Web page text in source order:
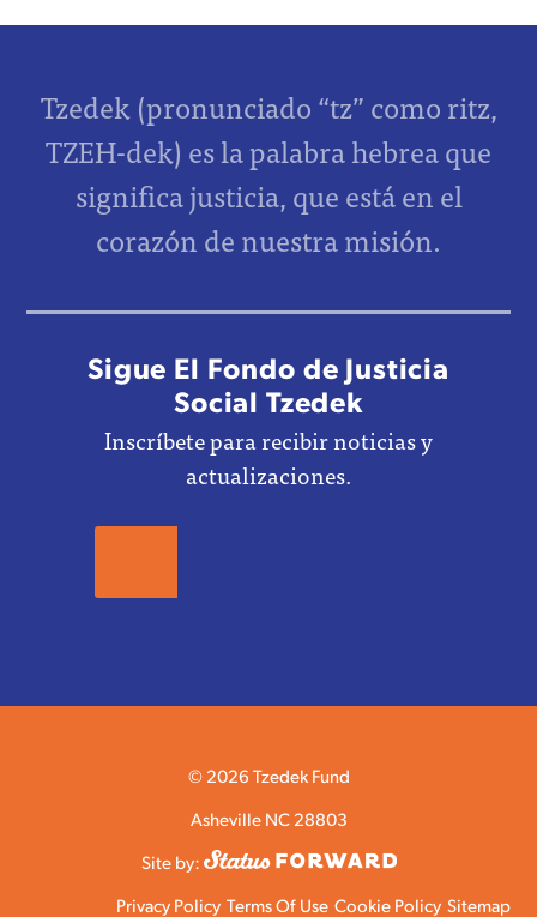
Tzedek (pronunciado “tz” como ritz,
TZEH-dek) es la palabra hebrea que
significa justicia, que está en el
corazón de nuestra misión.
Sigue El Fondo de Justicia
Social Tzedek
Inscríbete para recibir noticias y
actualizaciones.
© 2026 Tzedek Fund
Asheville NC 28803
Site by:
Privacy Policy Terms Of Use Cookie Policy Sitemap